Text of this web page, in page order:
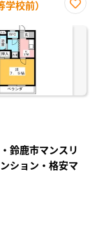
校前）
に入
鈴鹿市マンスリ
ション・格安マ